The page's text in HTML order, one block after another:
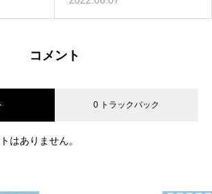
コメント
0 トラックバック
はありません。